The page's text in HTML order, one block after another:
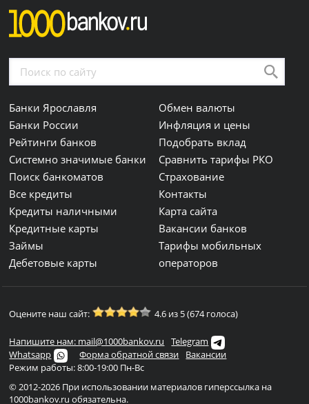
Банки Ярославля
Банки России
Рейтинги банков
Системно значимые банки
Поиск банкоматов
Все кредиты
Кредиты наличными
Кредитные карты
Займы
Дебетовые карты
Обмен валюты
Инфляция и цены
Подобрать вклад
Сравнить тарифы РКО
Страхование
Контакты
Карта сайта
Вакансии банков
Тарифы мобильных
операторов
Оцените наш сайт: 4.6 из 5 (674 голоса)
Напишите нам: mail@1000bankov.ru
Telegram
Whatsapp
Форма обратной связи
Вакансии
Режим работы: 8:00-19:00 Пн-Вс
© 2012-2026 При использовании материалов гиперссылка на
1000bankov.ru обязательна.